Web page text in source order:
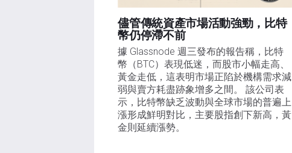
儘管傳統資產市場活動強勁，比特
幣仍停滯不前
據 Glassnode 週三發布的報告稱，比特
幣（BTC）表現低迷，而股市小幅走高、
黃金走低，這表明市場正陷於機構需求減
弱與賣方耗盡跡象增多之間。 該公司表
示，比特幣缺乏波動與全球市場的普遍上
漲形成鮮明對比，主要股指創下新高，黃
金則延續漲勢。